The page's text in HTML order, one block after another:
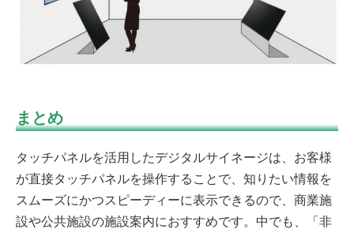
まとめ
タッチパネルを活用したデジタルサイネージは、お客様
が直接タッチパネルを操作することで、知りたい情報を
スムーズにかつスピーディーに表示できるので、商業施
設や公共施設の施設案内におすすめです。中でも、「非